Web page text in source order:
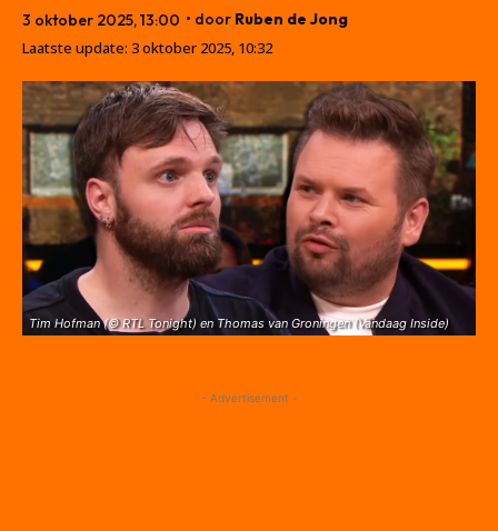
3 oktober 2025, 13:00 • door Ruben de Jong
Laatste update: 3 oktober 2025, 10:32
Tim Hofman (© RTL Tonight) en Thomas van Groningen (Vandaag Inside)
- Advertisement -